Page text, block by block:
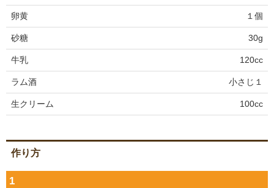
卵黄 １個
砂糖 30g
牛乳 120cc
ラム酒 小さじ１
生クリーム 100cc
作り方
1